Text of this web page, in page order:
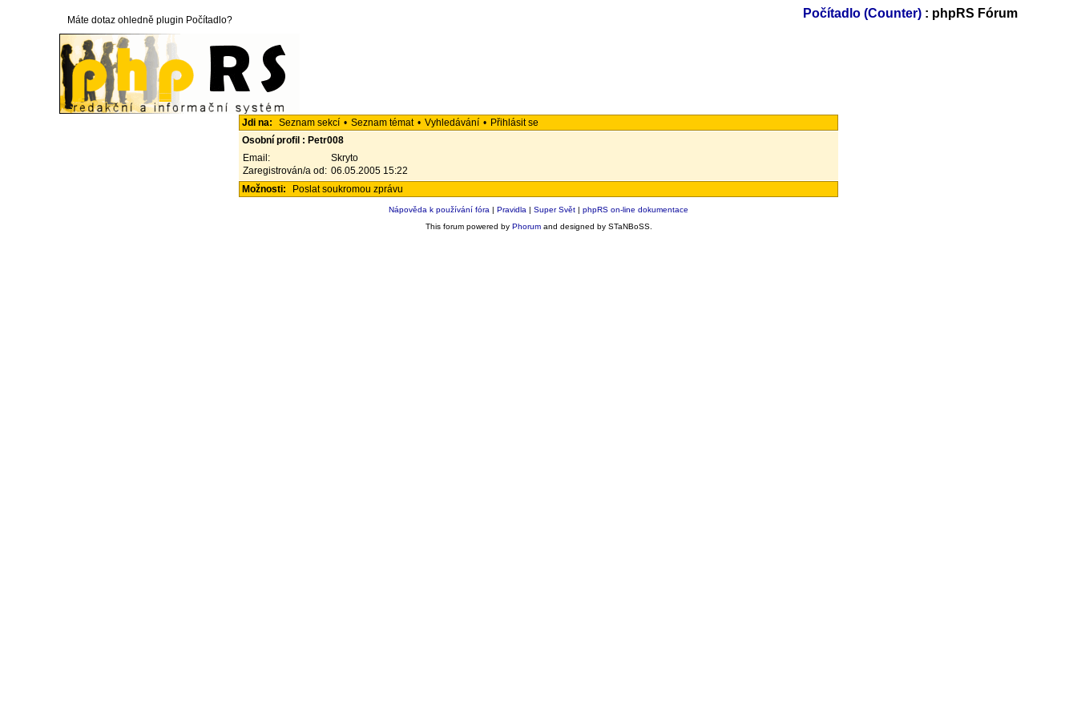
Počítadlo (Counter): phpRS Fórum
Máte dotaz ohledně plugin Počítadlo?
Jdi na: Seznam sekcí • Seznam témat • Vyhledávání • Přihlásit se
Osobní profil : Petr008
Email:
Skryto
Zaregistrován/a od: 06.05.2005 15:22
Možnosti:
Poslat soukromou zprávu
Nápověda k používání fóra | Pravidla | Super Svět | phpRS on-line dokumentace
This forum powered by Phorumand designed by STaNBoSS.